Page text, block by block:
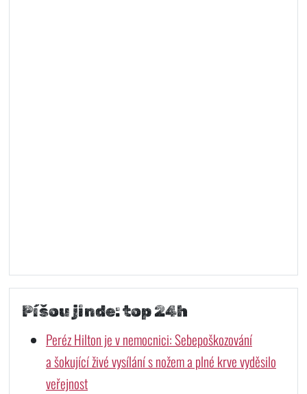
Píšou jinde: top 24h
Peréz Hilton je v nemocnici: Sebepoškozování
a šokující živé vysílání s nožem a plné krve vyděsilo
veřejnost